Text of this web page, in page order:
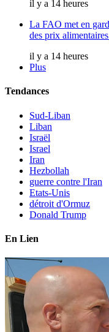
il y a 14 heures
La FAO met en
des prix
il y a 14 heures
Plus
Tendances
Sud-Liban
Liban
Israël
Israel
Iran
Hezbollah
guerre contre l'Iran
Etats-Unis
détroit d'Ormuz
Donald Trump
En Lien